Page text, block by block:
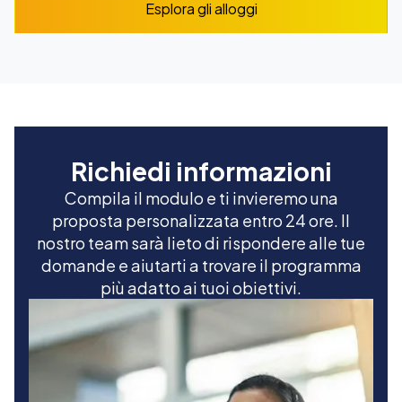
Esplora gli alloggi
Richiedi informazioni
Compila il modulo e ti invieremo una
proposta personalizzata entro 24 ore. Il
nostro team sarà lieto di rispondere alle tue
domande e aiutarti a trovare il programma
più adatto ai tuoi obiettivi.